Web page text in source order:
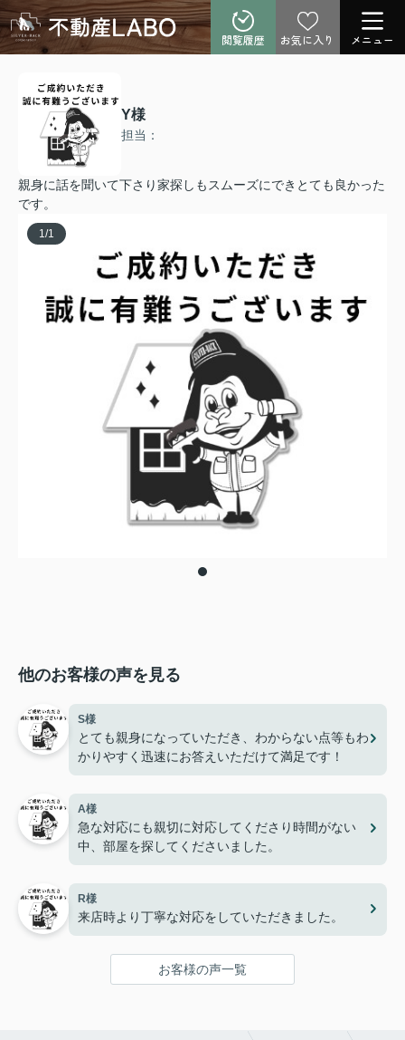
閲覧履歴 お気に入り メニュー
Y様
担当：
親身に話を聞いて下さり家探しもスムーズにできとても良かった
です。
1 /1
他のお客様の声を見る
S様
とても親身になっていただき、わからない点等もわ
かりやすく迅速にお答えいただけて満足です！
A様
急な対応にも親切に対応してくださり時間がない
中、部屋を探してくださいました。
R様
来店時より丁寧な対応をしていただきました。
お客様の声一覧